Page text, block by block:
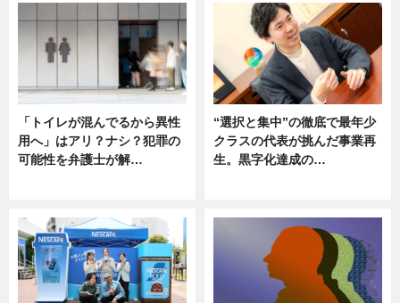
「トイレが混んでるから異性
用へ」はアリ？ナシ？犯罪の
可能性を弁護士が解…
“選択と集中”の徹底で最年少
クラスの代表が挑んだ事業再
生。黒字化達成の…